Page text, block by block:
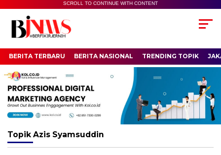
SCROLL TO CONTINUE WITH CONTENT
BERITA TERBARU BERITA NASIONAL TRENDING TOPIK
Topik Azis Syamsuddin